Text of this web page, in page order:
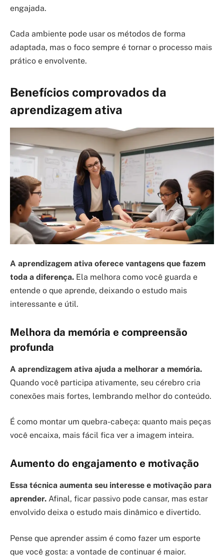
engajada.
Cada ambiente pode usar os métodos de forma
adaptada, mas o foco sempre é tornar o processo mais
prático e envolvente.
Benefícios comprovados da
aprendizagem ativa
A aprendizagem ativa oferece vantagens que fazem
toda a diferença. Ela melhora como você guarda e
entende o que aprende, deixando o estudo mais
interessante e útil.
Melhora da memória e compreensão
profunda
A aprendizagem ativa ajuda a melhorar a memória.
Quando você participa ativamente, seu cérebro cria
conexões mais fortes, lembrando melhor do conteúdo.
É como montar um quebra-cabeça: quanto mais peças
você encaixa, mais fácil fica ver a imagem inteira.
Aumento do engajamento e motivação
Essa técnica aumenta seu interesse e motivação para
aprender. Afinal, ficar passivo pode cansar, mas estar
envolvido deixa o estudo mais dinâmico e divertido.
Pense que aprender assim é como fazer um esporte
que você gosta: a vontade de continuar é maior.